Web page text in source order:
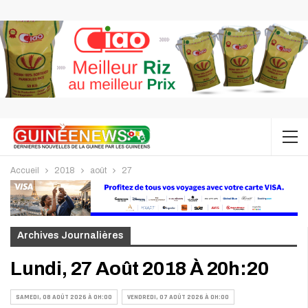
Accueil 2018 août 27
Archives Journalières
Lundi, 27 Août 2018 À 20h:20
SAMEDI, 08 AOÛT 2026 À 0H:00 VENDREDI, 07 AOÛT 2026 À 0H:00